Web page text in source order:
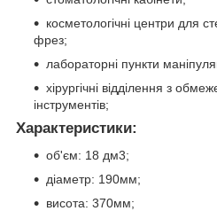
косметологічні центри для
фрез;
лабораторні пункти
хірургічні відділення з
інструментів;
Характеристики:
об'єм: 18 дм3;
діаметр: 190мм;
висота: 370мм;